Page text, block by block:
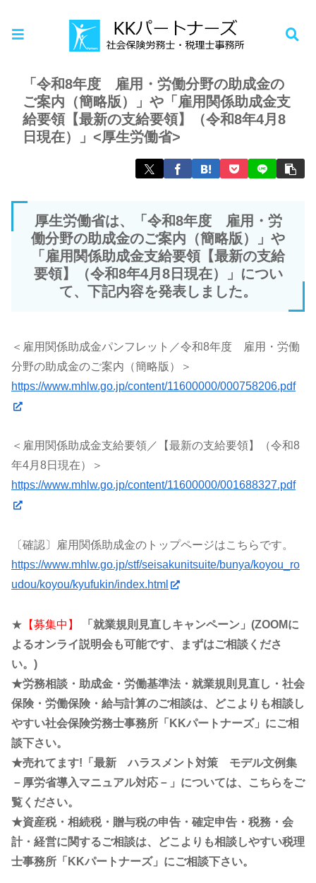
お知らせ
「令和8年度 雇用・労働分野の助成金の
ご案内（簡略版）」や「雇用関係助成金支
給要領【最新の支給要領】（令和8年4月8
日現在）」<厚生労働省>
厚生労働省は、「令和8年度 雇用・労
働分野の助成金のご案内（簡略版）」や
「雇用関係助成金支給要領【最新の支給
要領】（令和8年4月8日現在）」につい
て、下記内容を発表しました。
＜雇用関係助成金パンフレット／令和8年度 雇用・労働
分野の助成金のご案内（簡略版）＞
https://www.mhlw.go.jp/content/11600000/000758206.pdf
＜雇用関係助成金支給要領／【最新の支給要領】（令和8
年4月8日現在）＞
https://www.mhlw.go.jp/content/11600000/001688327.pdf
〔確認〕雇用関係助成金のトップページはこちらです。
https://www.mhlw.go.jp/stf/seisakunitsuite/bunya/koyou_ro
udou/koyou/kyufukin/index.html
★ 【募集中】
「就業規則見直しキャンペーン」(ZOOMに
よるオンライ説明会も可能です、まずはご相談くださ
い。)
★労務相談・助成金・労働基準法・就業規則見直し・社会
保険・労働保険・給与計算のご相談は、どこよりも相談し
やすい社会保険労務士事務所「KKパートナーズ」にご相
談下さい。
★売れてます!「最新 ハラスメント対策 モデル文例集
－厚労省導入マニュアル対応－」については、こちらをご
覧ください。
★資産税・相続税・贈与税の申告・確定申告・税務・会
計・経営に関するご相談は、どこよりも相談しやすい税理
士事務所「KKパートナーズ」にご相談下さい。